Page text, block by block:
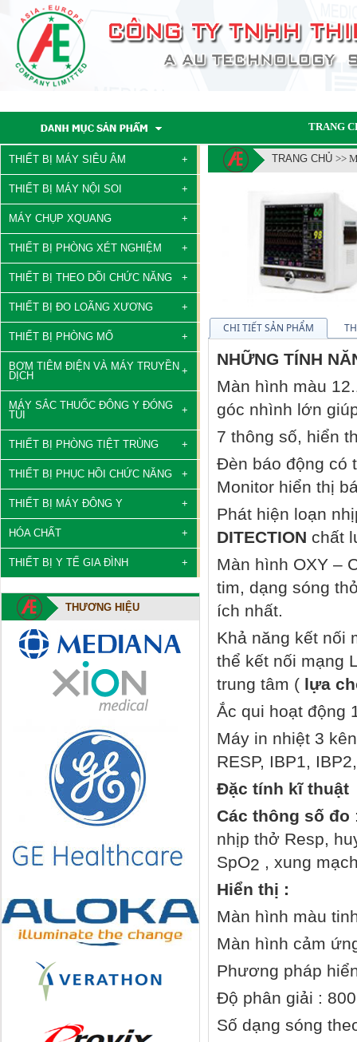
TRANG
THIẾT BỊ MÁY SIÊU ÂM
THIẾT BỊ MÁY NỘI SOI
MÁY CHỤP XQUANG
THIẾT BỊ PHÒNG XÉT NGHIỆM
THIẾT BỊ THEO DÕI CHỨC NĂNG
THIẾT BỊ ĐO LOÃNG XƯƠNG
THIẾT BỊ PHÒNG MỔ
BƠM TIÊM ĐIỆN VÀ MÁY TRUYỀN
DỊCH
MÁY SẮC THUỐC ĐÔNG Y ĐÓNG
TÚI
THIẾT BỊ PHÒNG TIỆT TRÙNG
THIẾT BỊ PHỤC HỒI CHỨC NĂNG
THIẾT BỊ MÁY ĐÔNG Y
HÓA CHẤT
THIẾT BỊ Y TẾ GIA ĐÌNH
THƯƠNG HIỆU
TRANG CHỦ >>
CHI TIẾT SẢN PHẨM
NHỮNG TÍNH
Màn hình màu
góc nhình lớn
7 thông số, hiển
Đèn báo động có
Monitor hiển thị
Phát hiện loạn
DITECTION chất
Màn hình OXY –
tim, dạng sóng
ích nhất.
Khả năng kết nối
thể kết nối mạng
trung tâm ( lựa
Ắc qui hoạt động
Máy in nhiệt 3
RESP, IBP1,
Đặc tính kĩ thuật
Các thông số đo
nhịp thở Resp,
SpO2 , xung
Hiển thị :
Màn hình màu
Màn hình cảm
Phương pháp
Độ phân giải :
Số dạng sóng